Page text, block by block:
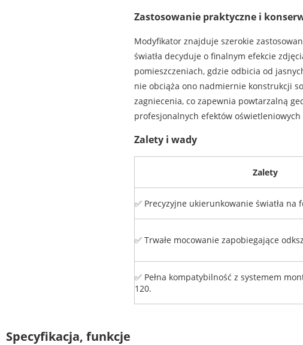
Zastosowanie praktyczne i
Modyfikator znajduje szerokie
światła decyduje o finalnym efekcie
pomieszczeniach, gdzie odbicia od
nie obciąża ono nadmiernie konstrukcji
zagniecenia, co zapewnia powtarzalną
profesjonalnych efektów
Zalety i wady
Zalety
✅ Precyzyjne ukierunkowanie światła na
✅ Trwałe mocowanie zapobiegające
✅ Pełna kompatybilność z systemem
120.
Specyfikacja, funkcje